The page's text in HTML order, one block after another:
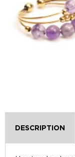
DESCRIPTION